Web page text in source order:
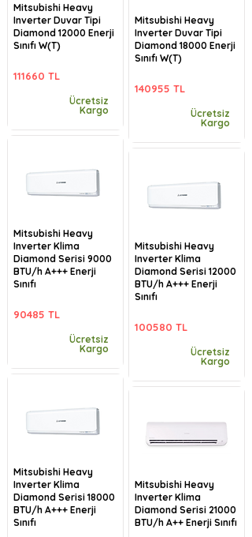
Mitsubishi Heavy
Inverter Duvar Tipi
Diamond 12000 Enerji
Sınıfı W(T)
111660 TL
Ücretsiz
Kargo
Mitsubishi Heavy
Inverter Klima
Diamond Serisi 9000
BTU/h A+++ Enerji
Sınıfı
90485 TL
Ücretsiz
Kargo
Mitsubishi Heavy
Inverter Klima
Diamond Serisi 18000
BTU/h A+++ Enerji
Sınıfı
Mitsubishi Heavy
Inverter Duvar Tipi
Diamond 18000 Enerji
Sınıfı W(T)
140955 TL
Ücretsiz
Kargo
Mitsubishi Heavy
Inverter Klima
Diamond Serisi 12000
BTU/h A+++ Enerji
Sınıfı
100580 TL
Ücretsiz
Kargo
Mitsubishi Heavy
Inverter Klima
Diamond Serisi 21000
BTU/h A++ Enerji Sınıfı